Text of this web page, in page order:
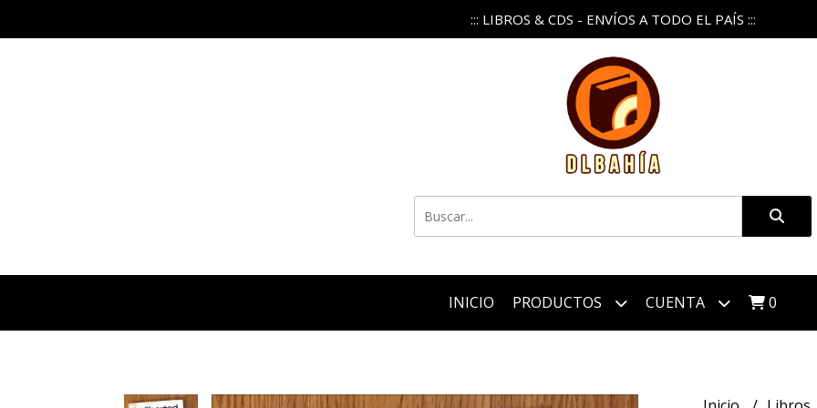
::: LIBROS & CDS - ENVÍOS A TODO EL PAÍS :::
INICIO PRODUCTOS CUENTA 0